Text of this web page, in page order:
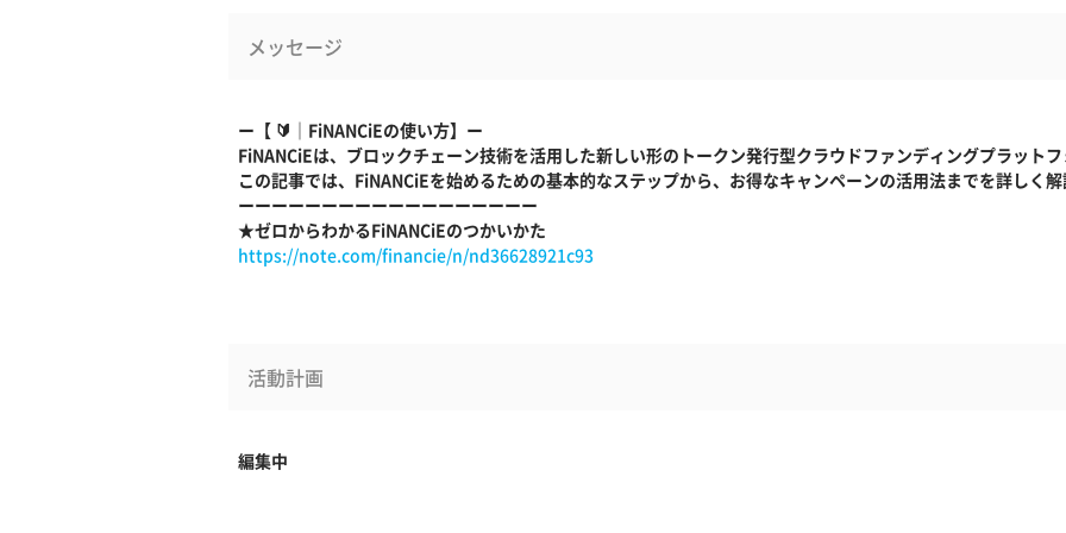
メッセージ
ー【 🔰｜FiNANCiEの使い方】ー
FiNANCiEは、ブロックチェーン技術を活用した新しい形のトークン発行型クラウドファンディングプラットフ
この記事では、FiNANCiEを始めるための基本的なステップから、お得なキャンペーンの活用法までを詳しく解
ーーーーーーーーーーーーーーーーーー
★ゼロからわかるFiNANCiEのつかいかた
https://note.com/financie/n/nd36628921c93
活動計画
編集中